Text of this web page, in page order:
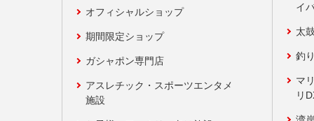
オフィシャルショップ
期間限定ショップ
ガシャポン専門店
アスレチック・スポーツエンタメ
施設
イ
太
釣
マ
リ